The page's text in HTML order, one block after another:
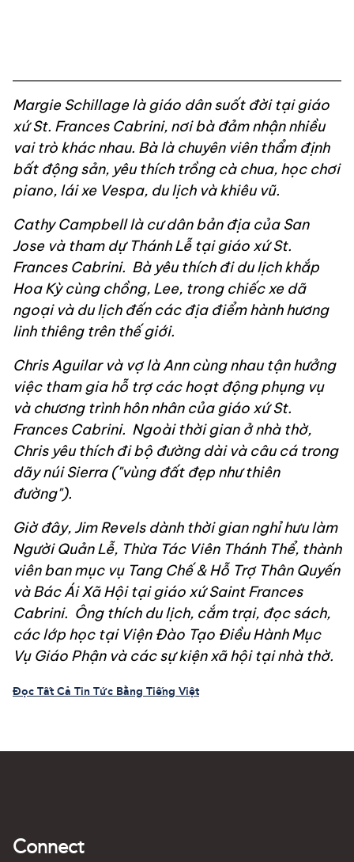
Margie Schillage là giáo dân suốt đời tại giáo
xứ St. Frances Cabrini, nơi bà đảm nhận nhiều
vai trò khác nhau. Bà là chuyên viên thẩm định
bất động sản, yêu thích trồng cà chua, học chơi
piano, lái xe Vespa, du lịch và khiêu vũ.
Cathy Campbell là cư dân bản địa của San
Jose và tham dự Thánh Lễ tại giáo xứ St.
Frances Cabrini. Bà yêu thích đi du lịch khắp
Hoa Kỳ cùng chồng, Lee, trong chiếc xe dã
ngoại và du lịch đến các địa điểm hành hương
linh thiêng trên thế giới.
Chris Aguilar và vợ là Ann cùng nhau tận hưởng
việc tham gia hỗ trợ các hoạt động phụng vụ
và chương trình hôn nhân của giáo xứ St.
Frances Cabrini. Ngoài thời gian ở nhà thờ,
Chris yêu thích đi bộ đường dài và câu cá trong
dãy núi Sierra ("vùng đất đẹp như thiên
đường").
Giờ đây, Jim Revels dành thời gian nghỉ hưu làm
Người Quản Lễ, Thừa Tác Viên Thánh Thể, thành
viên ban mục vụ Tang Chế & Hỗ Trợ Thân Quyến
và Bác Ái Xã Hội tại giáo xứ Saint Frances
Cabrini. Ông thích du lịch, cắm trại, đọc sách,
các lớp học tại Viện Đào Tạo Điều Hành Mục
Vụ Giáo Phận và các sự kiện xã hội tại nhà thờ.
Đọc Tất Cả Tin Tức Bằng Tiếng Việt
Connect